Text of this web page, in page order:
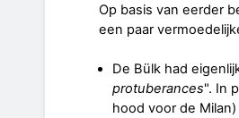
Op basis van eerder
een paar
De Bülk had
protuberances". In
hood voor de